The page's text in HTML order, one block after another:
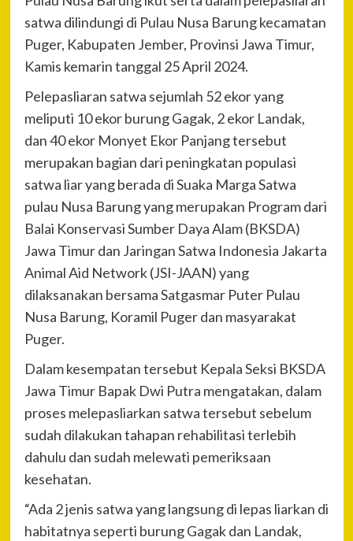
satwa dilindungi di Pulau Nusa Barung kecamatan
Puger, Kabupaten Jember, Provinsi Jawa Timur,
Kamis kemarin tanggal 25 April 2024.
Pelepasliaran satwa sejumlah 52 ekor yang
meliputi 10 ekor burung Gagak, 2 ekor Landak,
dan 40 ekor Monyet Ekor Panjang tersebut
merupakan bagian dari peningkatan populasi
satwa liar yang berada di Suaka Marga Satwa
pulau Nusa Barung yang merupakan Program dari
Balai Konservasi Sumber Daya Alam (BKSDA)
Jawa Timur dan Jaringan Satwa Indonesia Jakarta
Animal Aid Network (JSI-JAAN) yang
dilaksanakan bersama Satgasmar Puter Pulau
Nusa Barung, Koramil Puger dan masyarakat
Puger.
Dalam kesempatan tersebut Kepala Seksi BKSDA
Jawa Timur Bapak Dwi Putra mengatakan, dalam
proses melepasliarkan satwa tersebut sebelum
sudah dilakukan tahapan rehabilitasi terlebih
dahulu dan sudah melewati pemeriksaan
kesehatan.
“Ada 2 jenis satwa yang langsung di lepas liarkan di
habitatnya seperti burung Gagak dan Landak,